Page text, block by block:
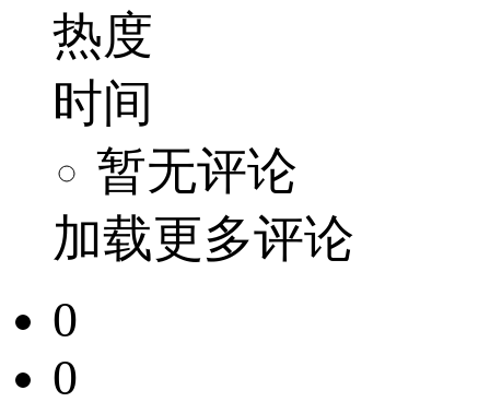
热度
时间
暂无评论
加载更多评论
0
0